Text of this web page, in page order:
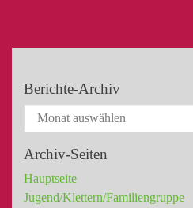
Berichte-Archiv
Archiv-Seiten
Hauptseite
Jugend/Klettern/Familiengruppe